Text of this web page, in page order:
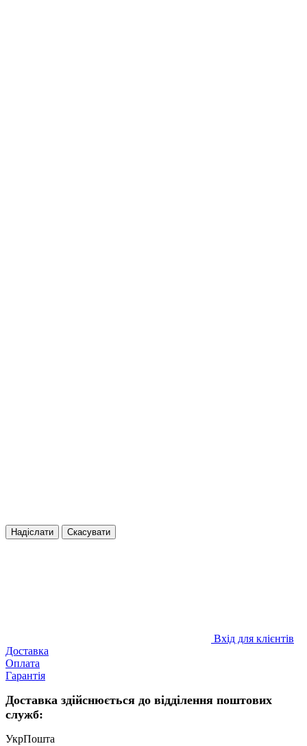
Надіслати Скасувати
Вхід для клієнтів
Доставка
Оплата
Гарантія
Доставка здійснюється до відділення поштових
служб:
УкрПошта